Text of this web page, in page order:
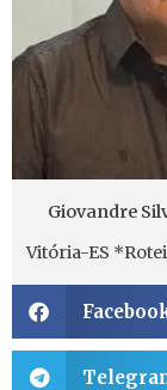
Giovandre
Vitória-ES